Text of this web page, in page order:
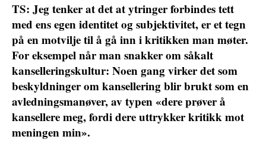
TS: Jeg tenker at det at ytringer forbindes tett
med ens egen identitet og subjektivitet, er et tegn
på en motvilje til å gå inn i kritikken man møter.
For eksempel når man snakker om såkalt
kanselleringskultur: Noen gang virker det som
beskyldninger om kansellering blir brukt som en
avledningsmanøver, av typen «dere prøver å
kansellere meg, fordi dere uttrykker kritikk mot
meningen min».